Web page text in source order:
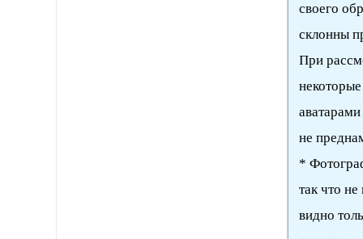
своего
склонны
При
не
*
так что
видно